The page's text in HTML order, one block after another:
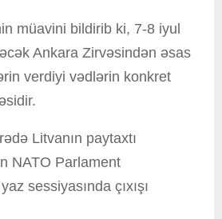
müavini bildirib ki, 7-8 iyul
Ankara Zirvəsindən əsas
verdiyi vədlərin konkret
Litvanın paytaxtı
NATO Parlament
sessiyasında çıxışı